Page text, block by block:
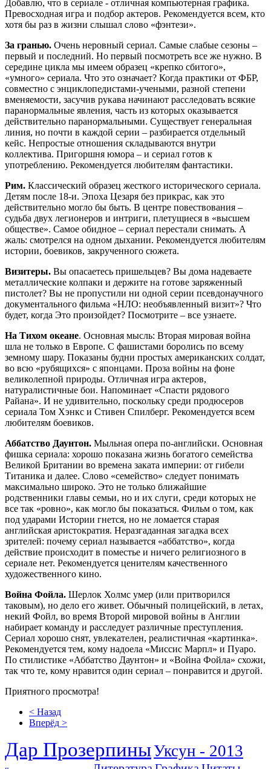
Добавлю, что в сериале - отличная компьютерная графика.
Превосходная игра и подбор актеров. Рекомендуется всем, кто
хотя бы раз в жизни слышал слово «фэнтези».
За гранью. Очень неровный сериал. Самые слабые сезоны –
первый и последний. Но первый посмотреть все же нужно. В
середине цикла мы имеем образец «крепко сбитого»,
«умного» сериала. Что это означает? Когда практики от ФБР,
совместно с энциклопедистами-учеными, разной степени
вменяемости, засучив рукава начинают расследовать всякие
паранормальные явления, часть из которых оказывается
действительно паранормальными. Существует генеральная
линия, но почти в каждой серии – разбирается отдельный
кейс. Непростые отношения складываются внутри
коллектива. Пригоршня юмора – и сериал готов к
употреблению. Рекомендуется любителям фантастики.
Рим. Классический образец жесткого исторического сериала.
Детям после 18-и. Эпоха Цезаря без прикрас, как это
действительно могло бы быть. В центре повествования –
судьба двух легионеров и интриги, плетущиеся в «высшем
обществе». Самое обидное – сериал перестали снимать. А
жаль: смотрелся на одном дыхании. Рекомендуется любителям
истории, боевиков, закрученного сюжета.
Визитеры. Вы опасаетесь пришельцев? Вы дома надеваете
металлические колпаки и держите на готове заряженный
пистолет? Вы не пропустили ни одной серии псевдонаучного
документального фильма «НЛО: необъявленный визит»? Что
будет, когда Это произойдет? Посмотрите – все узнаете.
На Тихом океане. Основная мысль: Вторая мировая война
шла не только в Европе. С фашистами боролись по всему
земному шару. Показаны будни простых американских солдат,
во всю «рубящихся» с японцами. Проза войны на фоне
великолепной природы. Отличная игра актеров,
натуралистичные бои. Напоминает «Спасти рядового
Райана». И не удивительно, поскольку среди продюсеров
сериала Том Хэнкс и Стивен Спилберг. Рекомендуется всем
любителям боевиков.
Аббатство Даунтон. Мыльная опера по-английски. Основная
фишка сериала: хорошо показана жизнь богатого семейства
Великой Британии во времена заката империи: от гибели
Титаника и далее. Слово «семейство» следует понимать
максимально широко. Это не только ближайшие
родственники главы семьи, но и их слуги, среди которых не
все так «ровно», как могло бы показаться. Фильм о том, как
под ударами Истории гнется, но не ломается старая
английская аристократия. Неразгаданная загадка всех
зрителей: почему сериал называется «аббатство», когда
действие происходит в поместье и ничего религиозного в
сериале нет. Рекомендуется ценителям качественного
художественного кино.
Война Фойла. Шерлок Холмс умер (или притворился
таковым), но дело его живет. Обычный полицейский, в летах,
некий Фойл, во время Второй мировой войны в Англии
набирает команду и расследует различные преступления.
Сериал хорошо снят, увлекателен, реалистичная «картинка».
Рекомендуется тем, кому надоела «Миссис Марпл» и Пуаро.
По стилистике «Аббатство Даунтон» и «Война Фойла» схожи,
так что те, кому нравится один сериал – понравится и другой.
Приятного просмотра!
< Назад
Вперёд >
Дар ПрозерпиныУксун - 2013